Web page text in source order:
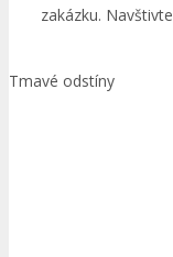
zakázku. Navštivte
Tmavé odstíny